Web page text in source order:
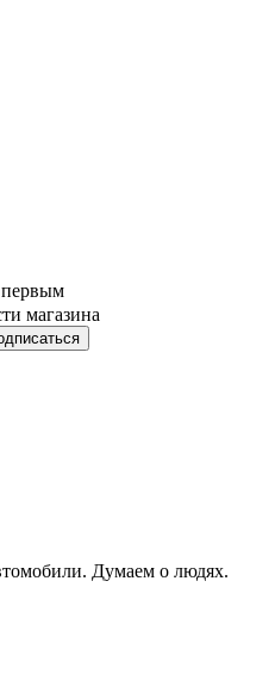
первым
магазина
Думаем о людях.